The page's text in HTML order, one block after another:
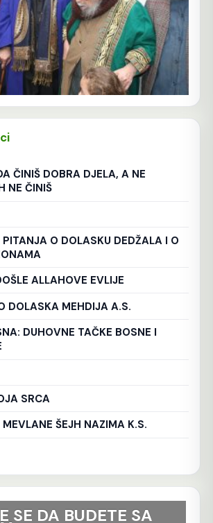
ČINIŠ DOBRA DJELA, A NE
NE ČINIŠ
O DOLASKU DEDŽALA I O
ALLAHOVE EVLIJE
DOLASKA MEHDIJA A.S.
DUHOVNE TAČKE BOSNE I
SRCA
ŠEJH NAZIMA K.S.
SE DA BUDETE SA